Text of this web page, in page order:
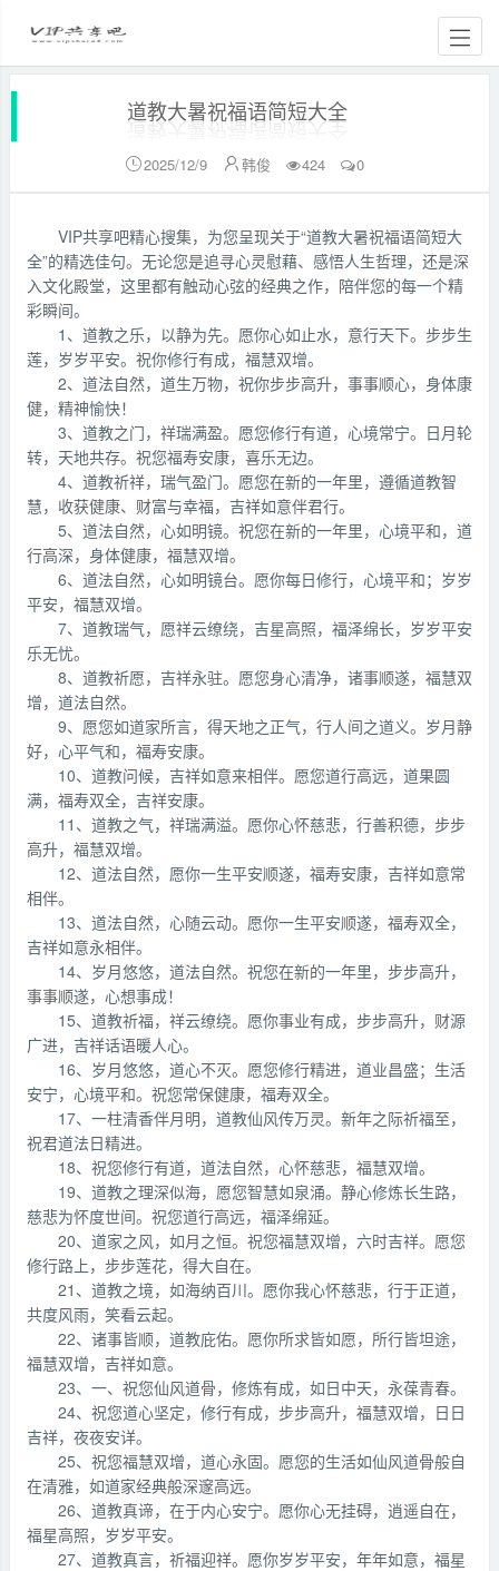
道教大暑祝福语简短大全
2025/12/9 韩俊 424 0
VIP共享吧精心搜集，为您呈现关于“道教大暑祝福语简短大
全”的精选佳句。无论您是追寻心灵慰藉、感悟人生哲理，还是深
入文化殿堂，这里都有触动心弦的经典之作，陪伴您的每一个精
彩瞬间。
1、道教之乐，以静为先。愿你心如止水，意行天下。步步生
莲，岁岁平安。祝你修行有成，福慧双增。
2、道法自然，道生万物，祝你步步高升，事事顺心，身体康
健，精神愉快！
3、道教之门，祥瑞满盈。愿您修行有道，心境常宁。日月轮
转，天地共存。祝您福寿安康，喜乐无边。
4、道教祈祥，瑞气盈门。愿您在新的一年里，遵循道教智
慧，收获健康、财富与幸福，吉祥如意伴君行。
5、道法自然，心如明镜。祝您在新的一年里，心境平和，道
行高深，身体健康，福慧双增。
6、道法自然，心如明镜台。愿你每日修行，心境平和；岁岁
平安，福慧双增。
7、道教瑞气，愿祥云缭绕，吉星高照，福泽绵长，岁岁平安
乐无忧。
8、道教祈愿，吉祥永驻。愿您身心清净，诸事顺遂，福慧双
增，道法自然。
9、愿您如道家所言，得天地之正气，行人间之道义。岁月静
好，心平气和，福寿安康。
10、道教问候，吉祥如意来相伴。愿您道行高远，道果圆
满，福寿双全，吉祥安康。
11、道教之气，祥瑞满溢。愿你心怀慈悲，行善积德，步步
高升，福慧双增。
12、道法自然，愿你一生平安顺遂，福寿安康，吉祥如意常
相伴。
13、道法自然，心随云动。愿你一生平安顺遂，福寿双全，
吉祥如意永相伴。
14、岁月悠悠，道法自然。祝您在新的一年里，步步高升，
事事顺遂，心想事成！
15、道教祈福，祥云缭绕。愿你事业有成，步步高升，财源
广进，吉祥话语暖人心。
16、岁月悠悠，道心不灭。愿您修行精进，道业昌盛；生活
安宁，心境平和。祝您常保健康，福寿双全。
17、一柱清香伴月明，道教仙风传万灵。新年之际祈福至，
祝君道法日精进。
18、祝您修行有道，道法自然，心怀慈悲，福慧双增。
19、道教之理深似海，愿您智慧如泉涌。静心修炼长生路，
慈悲为怀度世间。祝您道行高远，福泽绵延。
20、道家之风，如月之恒。祝您福慧双增，六时吉祥。愿您
修行路上，步步莲花，得大自在。
21、道教之境，如海纳百川。愿你我心怀慈悲，行于正道，
共度风雨，笑看云起。
22、诸事皆顺，道教庇佑。愿你所求皆如愿，所行皆坦途，
福慧双增，吉祥如意。
23、一、祝您仙风道骨，修炼有成，如日中天，永葆青春。
24、祝您道心坚定，修行有成，步步高升，福慧双增，日日
吉祥，夜夜安详。
25、祝您福慧双增，道心永固。愿您的生活如仙风道骨般自
在清雅，如道家经典般深邃高远。
26、道教真谛，在于内心安宁。愿你心无挂碍，逍遥自在，
福星高照，岁岁平安。
27、道教真言，祈福迎祥。愿你岁岁平安，年年如意，福星